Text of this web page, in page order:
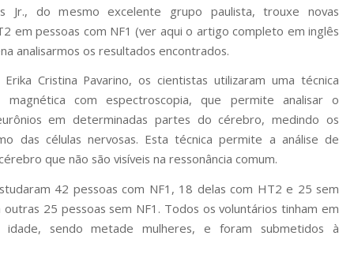
Jr., do mesmo excelente grupo paulista, trouxe novas
em pessoas com NF1 (ver aqui o artigo completo em inglês
analisarmos os resultados encontrados.
Cristina Pavarino, os cientistas utilizaram uma técnica
magnética com espectroscopia, que permite analisar o
em determinadas partes do cérebro, medindo os
das células nervosas. Esta técnica permite a análise de
que não são visíveis na ressonância comum.
42 pessoas com NF1, 18 delas com HT2 e 25 sem
25 pessoas sem NF1. Todos os voluntários tinham em
sendo metade mulheres, e foram submetidos à